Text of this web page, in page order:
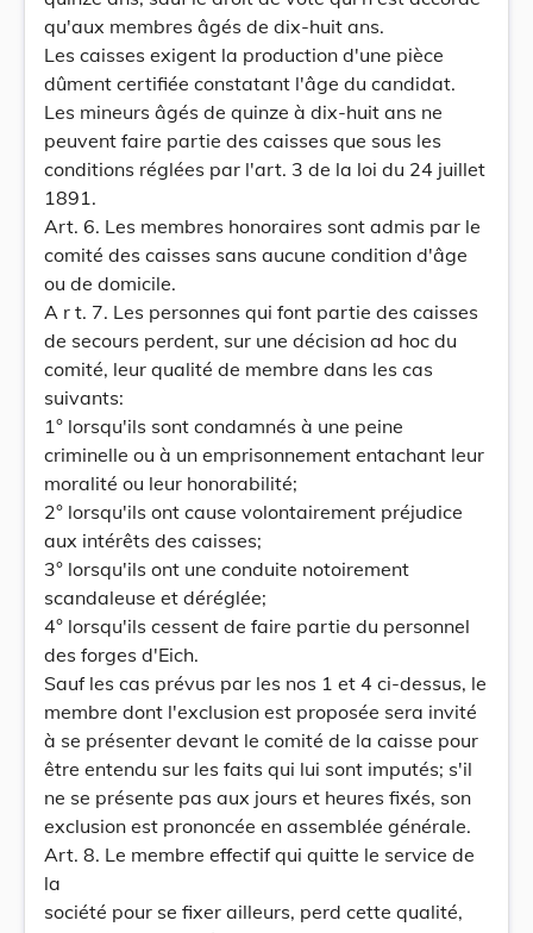
qu'aux membres âgés de dix-huit ans.
Les caisses exigent la production d'une pièce
dûment certifiée constatant l'âge du candidat.
Les mineurs âgés de quinze à dix-huit ans ne
peuvent faire partie des caisses que sous les
conditions réglées par l'art. 3 de la loi du 24 juillet
1891.
Art. 6. Les membres honoraires sont admis par le
comité des caisses sans aucune condition d'âge
ou de domicile.
A r t. 7. Les personnes qui font partie des caisses
de secours perdent, sur une décision ad hoc du
comité, leur qualité de membre dans les cas
suivants:
1° lorsqu'ils sont condamnés à une peine
criminelle ou à un emprisonnement entachant leur
moralité ou leur honorabilité;
2° lorsqu'ils ont cause volontairement préjudice
aux intérêts des caisses;
3° lorsqu'ils ont une conduite notoirement
scandaleuse et déréglée;
4° lorsqu'ils cessent de faire partie du personnel
des forges d'Eich.
Sauf les cas prévus par les nos 1 et 4 ci-dessus, le
membre dont l'exclusion est proposée sera invité
à se présenter devant le comité de la caisse pour
être entendu sur les faits qui lui sont imputés; s'il
ne se présente pas aux jours et heures fixés, son
exclusion est prononcée en assemblée générale.
Art. 8. Le membre effectif qui quitte le service de
la
société pour se fixer ailleurs, perd cette qualité,